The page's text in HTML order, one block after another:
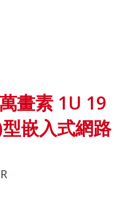
畫素 1U 19
嵌入式網路